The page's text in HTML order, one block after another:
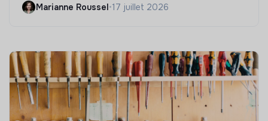
Marianne Roussel•17 juillet 2026